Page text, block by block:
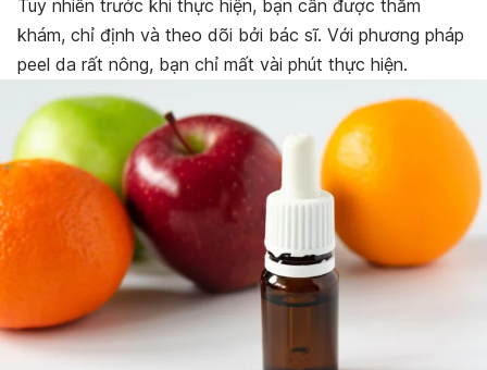
Tuy nhiên trước khi thực hiện, bạn cần được thăm
khám, chỉ định và theo dõi bởi bác sĩ. Với phương pháp
peel da rất nông, bạn chỉ mất vài phút thực hiện.